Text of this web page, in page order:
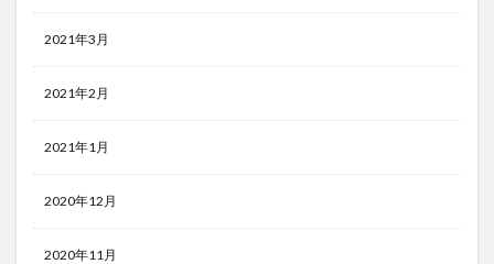
2021年3月
2021年2月
2021年1月
2020年12月
2020年11月